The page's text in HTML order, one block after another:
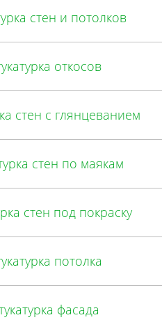
стен и потолков
откосов
стен с глянцеванием
стен по маякам
стен под покраску
потолка
фасада